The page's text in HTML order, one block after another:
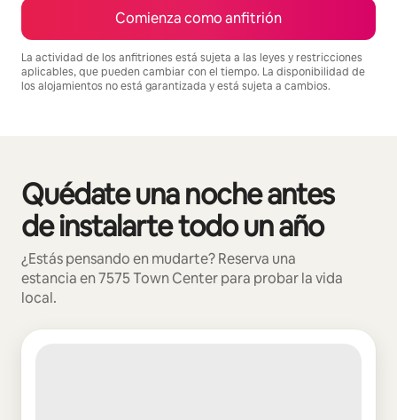
Comienza como anfitrión
La actividad de los anfitriones está sujeta a las leyes y restricciones
aplicables, que pueden cambiar con el tiempo. La disponibilidad de
los alojamientos no está garantizada y está sujeta a cambios.
Quédate una noche antes
de instalarte todo un año
¿Estás pensando en mudarte? Reserva una
estancia en 7575 Town Center para probar la vida
local.
Mostrando 0 de 0 elementos